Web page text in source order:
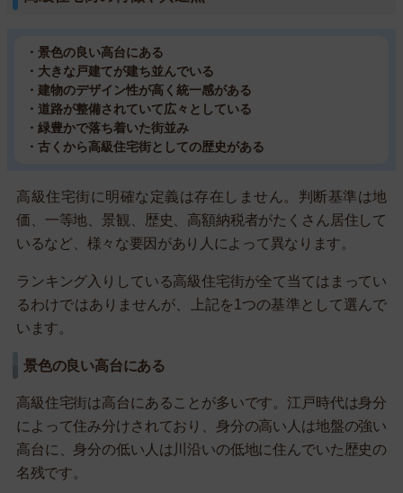
・景色の良い高台にある
・大きな戸建てが建ち並んでいる
・建物のデザイン性が高く統一感がある
・道路が整備されていて広々としている
・緑豊かで落ち着いた街並み
・古くから高級住宅街としての歴史がある
高級住宅街に明確な定義は存在しません。判断基準は地
価、一等地、景観、歴史、高額納税者がたくさん居住して
いるなど、様々な要因があり人によって異なります。
ランキング入りしている高級住宅街が全て当てはまってい
るわけではありませんが、上記を1つの基準として選んで
います。
景色の良い高台にある
高級住宅街は高台にあることが多いです。江戸時代は身分
によって住み分けされており、身分の高い人は地盤の強い
高台に、身分の低い人は川沿いの低地に住んでいた歴史の
名残です。